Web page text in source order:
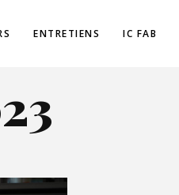
ENTRETIENS IC FAB